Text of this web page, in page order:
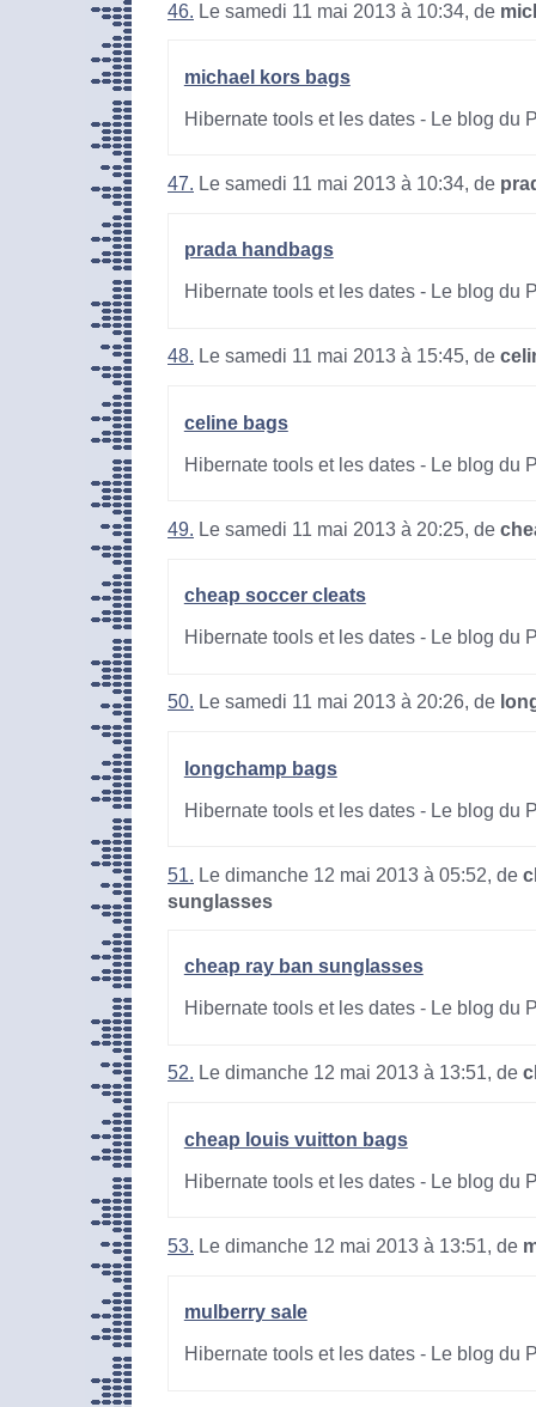
46. Le samedi 11 mai 2013 à 10:34, de
michael kors bags
Hibernate tools et les dates - Le blog du
47. Le samedi 11 mai 2013 à 10:34, de
prada handbags
Hibernate tools et les dates - Le blog du
48. Le samedi 11 mai 2013 à 15:45, de
celine bags
Hibernate tools et les dates - Le blog du
49. Le samedi 11 mai 2013 à 20:25, de
cheap soccer cleats
Hibernate tools et les dates - Le blog du
50. Le samedi 11 mai 2013 à 20:26, de
longchamp bags
Hibernate tools et les dates - Le blog du
51. Le dimanche 12 mai 2013 à 05:52, de
sunglasses
cheap ray ban sunglasses
Hibernate tools et les dates - Le blog du
52. Le dimanche 12 mai 2013 à 13:51, de
cheap louis vuitton bags
Hibernate tools et les dates - Le blog du
53. Le dimanche 12 mai 2013 à 13:51, de
mulberry sale
Hibernate tools et les dates - Le blog du